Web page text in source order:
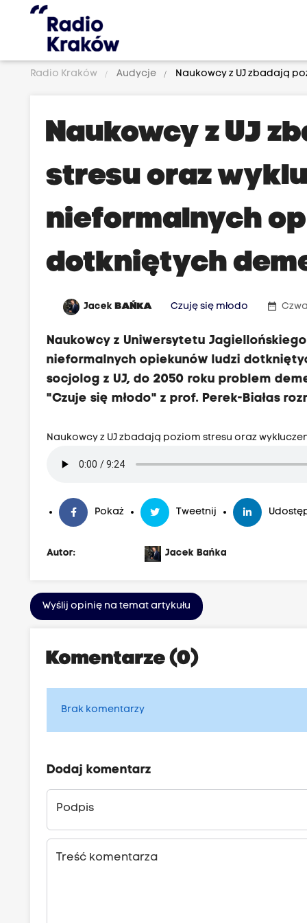
Radio Kraków Audycje Naukowcy z UJ zbadają
Naukowcy z UJ
stresu oraz
nieformalnych
dotkniętych
JacekBAŃKA Czuję się młodo date_range
Naukowcy z Uniwersytetu
nieformalnych opiekunów ludzi
socjolog z UJ, do 2050 roku problem
"Czuje się młodo" z prof. Perek-Białas
Naukowcy z UJ zbadają poziom stresu oraz
Pokaż Tweetnij
Autor: Jacek Bańka
Wyślij opinię na temat artykułu
Komentarze (0)
Brak komentarzy
Dodaj komentarz
Podpis
Treść komentarza